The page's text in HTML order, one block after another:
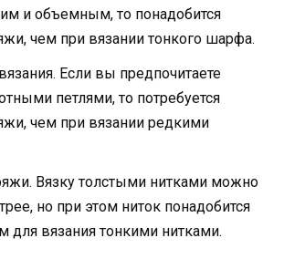
и объемным, то понадобится
чем при вязании тонкого шарфа.
Если вы предпочитаете
петлями, то потребуется
чем при вязании редкими
Вязку толстыми нитками можно
но при этом ниток понадобится
для вязания тонкими нитками.